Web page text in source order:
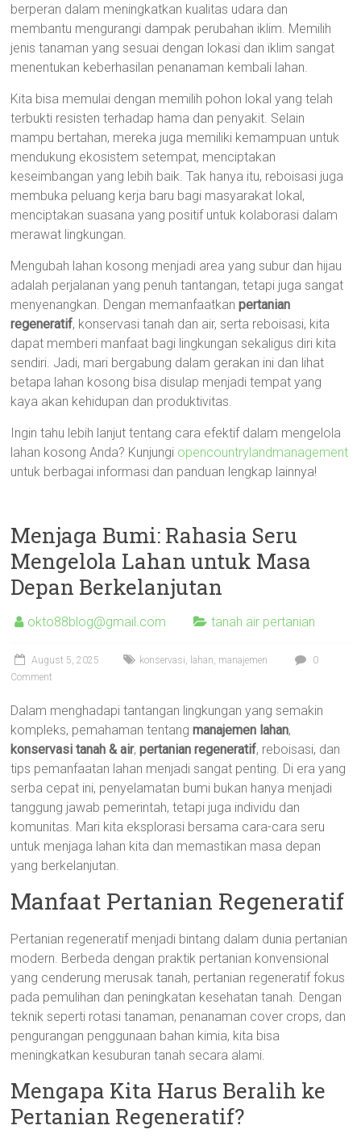
berperan dalam meningkatkan kualitas udara dan
membantu mengurangi dampak perubahan iklim. Memilih
jenis tanaman yang sesuai dengan lokasi dan iklim sangat
menentukan keberhasilan penanaman kembali lahan.
Kita bisa memulai dengan memilih pohon lokal yang telah
terbukti resisten terhadap hama dan penyakit. Selain
mampu bertahan, mereka juga memiliki kemampuan untuk
mendukung ekosistem setempat, menciptakan
keseimbangan yang lebih baik. Tak hanya itu, reboisasi juga
membuka peluang kerja baru bagi masyarakat lokal,
menciptakan suasana yang positif untuk kolaborasi dalam
merawat lingkungan.
Mengubah lahan kosong menjadi area yang subur dan hijau
adalah perjalanan yang penuh tantangan, tetapi juga sangat
menyenangkan. Dengan memanfaatkanpertanian
regeneratif, konservasi tanah dan air, serta reboisasi, kita
dapat memberi manfaat bagi lingkungan sekaligus diri kita
sendiri. Jadi, mari bergabung dalam gerakan ini dan lihat
betapa lahan kosong bisa disulap menjadi tempat yang
kaya akan kehidupan dan produktivitas.
Ingin tahu lebih lanjut tentang cara efektif dalam mengelola
lahan kosong Anda? Kunjungi opencountrylandmanagement
untuk berbagai informasi dan panduan lengkap lainnya!
Menjaga Bumi: Rahasia Seru
Mengelola Lahan untuk Masa
Depan Berkelanjutan
okto88blog@gmail.com tanah air pertanian
August 5, 2025 konservasi, lahan, manajemen
0
Comment
Dalam menghadapi tantangan lingkungan yang semakin
kompleks, pemahaman tentangmanajemen lahan,
konservasi tanah & air,pertanian regeneratif, reboisasi, dan
tips pemanfaatan lahan menjadi sangat penting. Di era yang
serba cepat ini, penyelamatan bumi bukan hanya menjadi
tanggung jawab pemerintah, tetapi juga individu dan
komunitas. Mari kita eksplorasi bersama cara-cara seru
untuk menjaga lahan kita dan memastikan masa depan
yang berkelanjutan.
Manfaat Pertanian Regeneratif
Pertanian regeneratif menjadi bintang dalam dunia pertanian
modern. Berbeda dengan praktik pertanian konvensional
yang cenderung merusak tanah, pertanian regeneratif fokus
pada pemulihan dan peningkatan kesehatan tanah. Dengan
teknik seperti rotasi tanaman, penanaman cover crops, dan
pengurangan penggunaan bahan kimia, kita bisa
meningkatkan kesuburan tanah secara alami.
Mengapa Kita Harus Beralih ke
Pertanian Regeneratif?